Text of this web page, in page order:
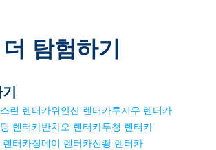
더 탐험하기
스린 렌터카위안산 렌터카루저우 렌터카
렌터카반차오 렌터카투청 렌터카
렌터카징메이 렌터카신좡 렌터카